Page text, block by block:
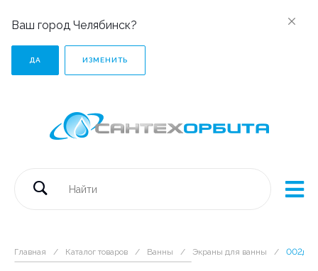
Ваш город Челябинск?
ДА ИЗМЕНИТЬ
Главная / Каталог товаров / Ванны / Экраны для ванны / 002д-